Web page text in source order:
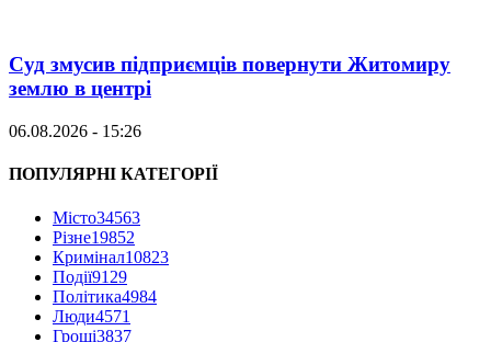
Суд змусив підприємців повернути Житомиру
землю в центрі
06.08.2026 - 15:26
ПОПУЛЯРНІ КАТЕГОРІЇ
Місто34563
Різне19852
Кримінал10823
Події9129
Політика4984
Люди4571
Гроші3837